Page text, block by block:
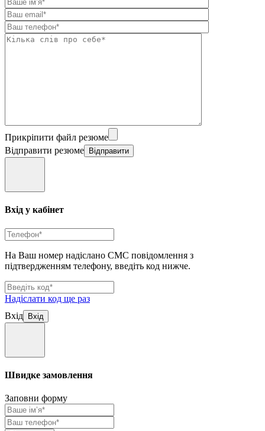
Прикріпити файл резюме
Відправити резюме
Вхід у кабінет
На Ваш номер надіслано СМС повідомлення з
підтвердженням телефону, введіть код нижче.
Надіслати код ще раз
Вхід
Швидке замовлення
Заповни форму